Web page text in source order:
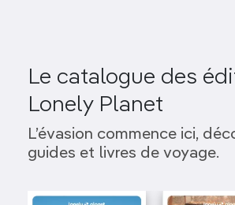
Le catalogue des
Lonely Planet
L’évasion commence ici,
guides et livres de voyage.